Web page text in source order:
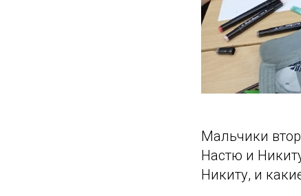
Мальчики
Настю и
Никиту, и